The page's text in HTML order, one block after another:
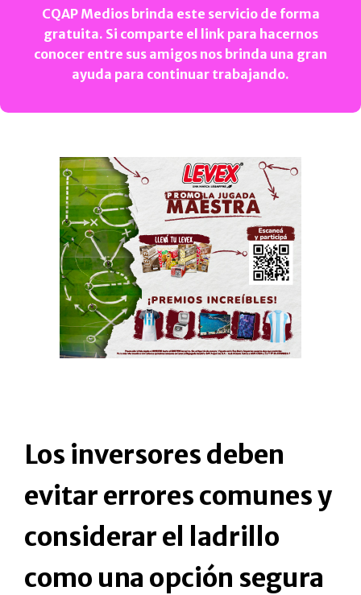
CQAP Medios brinda este servicio de forma
gratuita. Si comparte el link para hacernos
conocer entre sus amigos nos brinda una gran
ayuda para continuar trabajando.
Los inversores deben
evitar errores comunes y
considerar el ladrillo
como una opción segura